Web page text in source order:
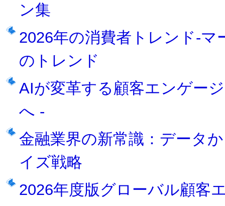
ン集
2026年の消費者トレンド-
のトレンド
AIが変革する顧客エンゲー
へ -
金融業界の新常識：データ
イズ戦略
2026年度版グローバル顧客